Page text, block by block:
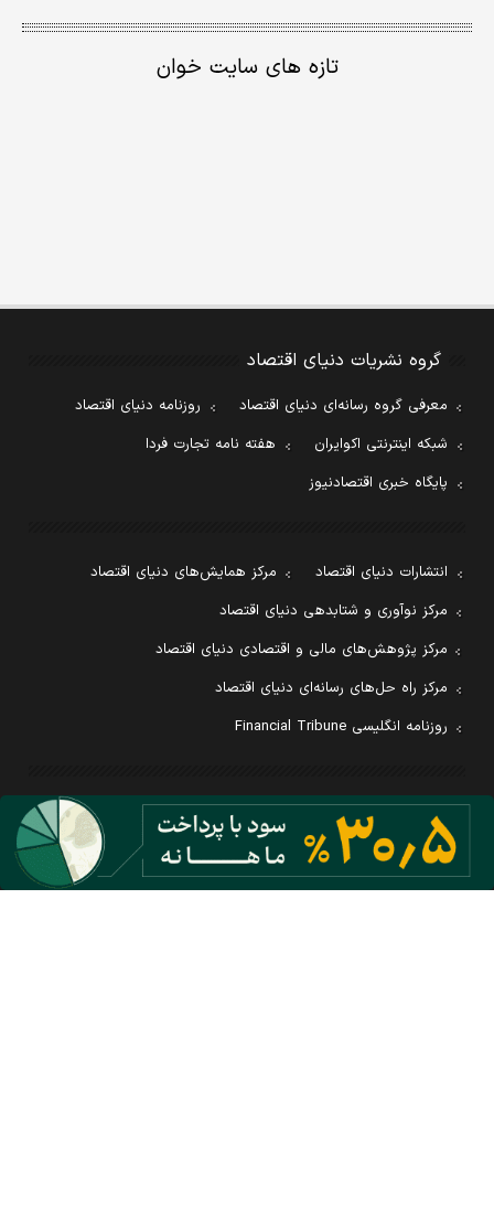
تازه های سایت خوان
گروه نشریات دنیای اقتصاد
معرفی گروه رسانه‌ای دنیای اقتصاد
روزنامه دنیای اقتصاد
شبکه اینترنتی اکوایران
هفته نامه تجارت فردا
پایگاه خبری اقتصادنیوز
انتشارات دنیای اقتصاد
مرکز همایش‌های دنیای اقتصاد
مرکز نوآوری و شتابدهی دنیای اقتصاد
مرکز پژوهش‌های مالی و اقتصادی دنیای اقتصاد
مرکز راه حل‌های رسانه‌ای دنیای اقتصاد
روزنامه انگلیسی Financial Tribune
تماس با ما تبلیغات اشتراک
سرپرستی استان ها
همکاری با ما
درباره ما